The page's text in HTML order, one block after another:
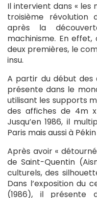
Il intervient dans « les
troisième révolution
après la
machinisme. En
deux premières, le
insu.
A partir du début des
présente dans le
utilisant les supports
des affiches de 4m
Jusqu’en 1986, il
Paris mais aussi à
Après avoir «
de Saint-Quentin
culturels, des
Dans l’exposition du
(1986), il présente